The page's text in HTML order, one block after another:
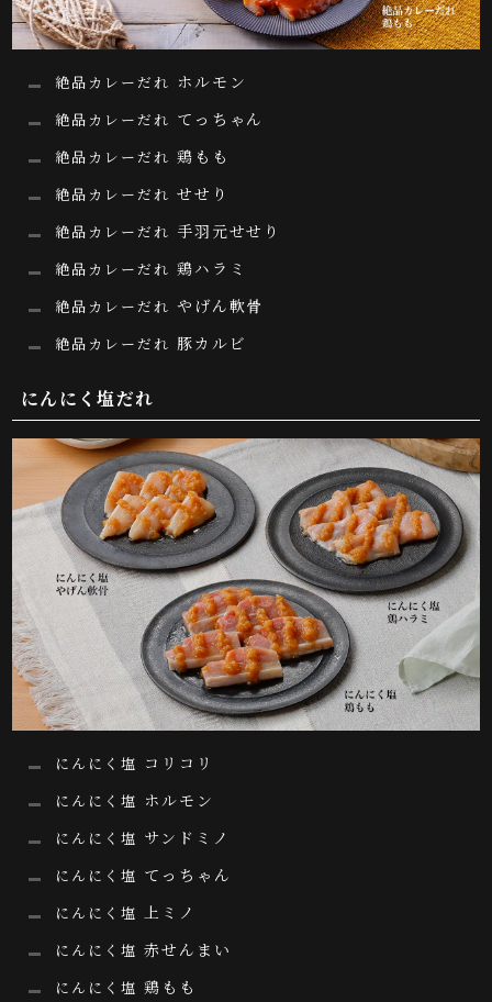
絶品カレーだれ ホルモン
絶品カレーだれ てっちゃん
絶品カレーだれ 鶏もも
絶品カレーだれ せせり
絶品カレーだれ 手羽元せせり
絶品カレーだれ 鶏ハラミ
絶品カレーだれ やげん軟骨
絶品カレーだれ 豚カルビ
にんにく塩だれ
にんにく塩 コリコリ
にんにく塩 ホルモン
にんにく塩 サンドミノ
にんにく塩 てっちゃん
にんにく塩 上ミノ
にんにく塩 赤せんまい
にんにく塩 鶏もも